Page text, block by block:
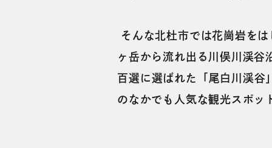
そんな北杜市では花崗岩を
ヶ岳から流れ出る川俣川渓谷
百選に選ばれた「尾白川渓
のなかでも人気な観光スポッ